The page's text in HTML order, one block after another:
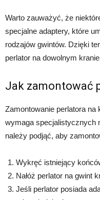
Warto zauważyć, że
specjalne adaptery, które
rodzajów gwintów. Dzięki
perlator na dowolnym
Jak zamontować
Zamontowanie perlatora na
wymaga specjalistycznych
należy podjąć, aby
Wykręć istniejący
Nałóż perlator na gwint
Jeśli perlator posiada